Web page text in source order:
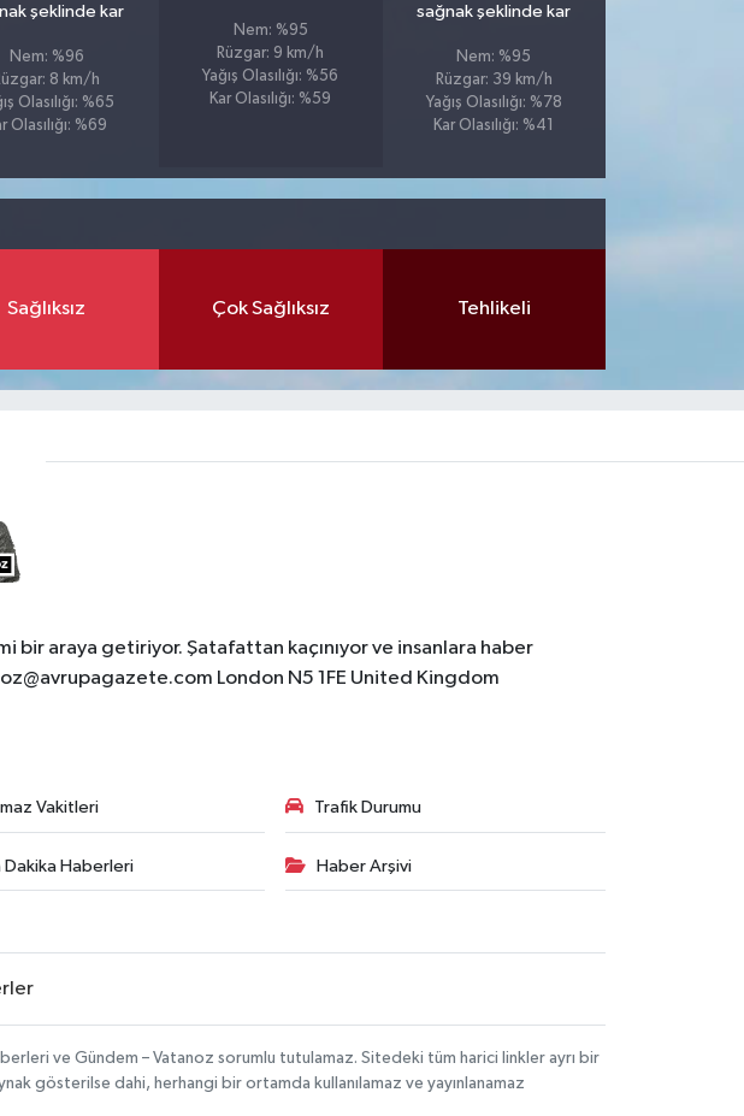
şeklinde kar
Nem: %96
8 km/h
Olasılığı: %65
Olasılığı: %69
Nem: %95
Rüzgar: 9 km/h
Yağış Olasılığı: %56
Kar Olasılığı: %59
sağnak şeklinde kar
Nem: %95
Rüzgar: 39 km/h
Yağış Olasılığı: %78
Kar Olasılığı: %41
Sağlıksız Çok Sağlıksız Tehlikeli
araya getiriyor. Şatafattan kaçınıyor ve insanlara haber
London N5 1FE United Kingdom
Vakitleri Trafik Durumu
Dakika Haberleri Haber Arşivi
ve Gündem – Vatanoz sorumlu tutulamaz. Sitedeki tüm harici linkler ayrı bir
gösterilse dahi, herhangi bir ortamda kullanılamaz ve yayınlanamaz